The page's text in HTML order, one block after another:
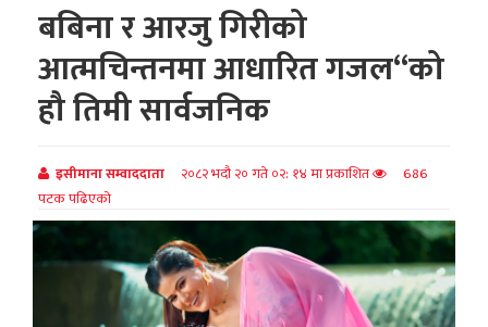
बबिना र आरजु गिरीको
आत्मचिन्तनमा आधारित गजल“को
हौ तिमी सार्वजनिक
इसीमाना सम्वाददाता २०८२ भदौ २० गते ०२: १४ मा प्रकाशित
686
पटक पढिएको